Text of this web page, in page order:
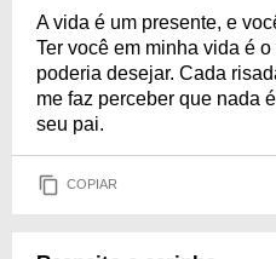
A vida é um presente, e
Ter você em minha vida é
poderia desejar. Cada
me faz perceber que nada
seu pai.
COPIAR